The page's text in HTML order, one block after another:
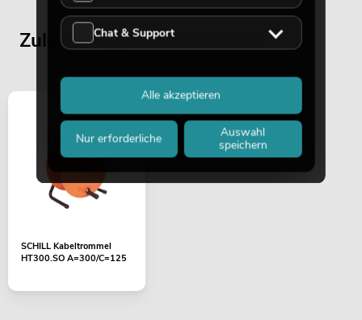
Zuletzt angesehene Artikel
SCHILL Kabeltrommel
HT300.SO A=300/C=125
Chat & Support
Nur erforderliche
Auswahl
speichern
Alle akzeptieren